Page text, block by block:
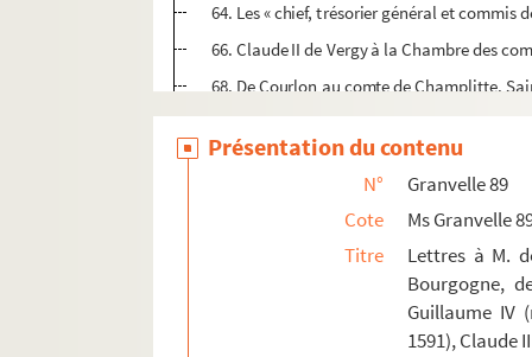
64. Les « chief, trésorier général et commis
66. Claude II de Vergy à la Chambre des
68. De Courlon au comte de Champlitte.
70. « Extrait d'une lettre du comte de
72. Rose de Pontaillier au comte de
74. « Copie des lettres de Mons.r le conte
75. Lettre dont le haut a été endommagé,
76. Copies diverses (février-mars 1596)
80. Ordonnance de Claude II de Vergy,
82. Le parlement de Dole au comte de
Présentation du contenu
N°
Granvelle 89
Cote
Ms Granvelle
Titre
Lettres à M.
Bourgogne,
Guillaume IV
1591), Claude